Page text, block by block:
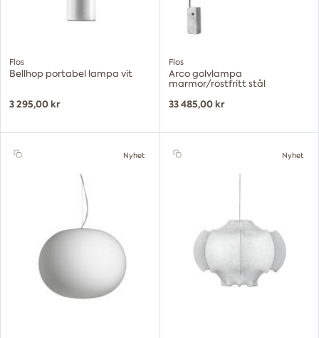
Flos
Bellhop portabel lampa vit
3 295,00 kr
Flos
Arco golvlampa
marmor/rostfritt stål
33 485,00 kr
Nyhet Nyhet